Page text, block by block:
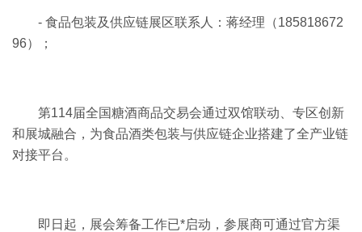
- 食品包装及供应链展区联系人：蒋经理（185818672
96）；
第114届全国糖酒商品交易会通过双馆联动、专区创新
和展城融合，为食品酒类包装与供应链企业搭建了全产业链
对接平台。
即日起，展会筹备工作已*启动，参展商可通过官方渠